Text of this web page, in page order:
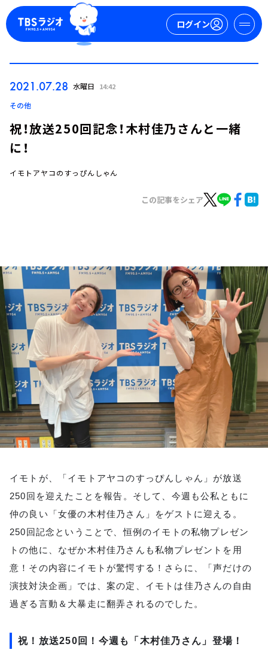
ログイン
お知らせ
イベント・グッズ
YouTube
会社情報
2021.07.28 水曜日 14:42
その他
祝！放送250回記念！木村佳乃さんと一緒
に！
イモトアヤコのすっぴんしゃん
この記事をシェア
イモトが、「イモトアヤコのすっぴんしゃん」が放送
250回を迎えたことを報告。そして、今週も公私ともに
仲の良い「女優の木村佳乃さん」をゲストに迎える。
250回記念ということで、恒例のイモトの私物プレゼン
トの他に、なぜか木村佳乃さんも私物プレゼントを用
意！その内容にイモトが驚愕する！さらに、「声だけの
演技対決企画」では、案の定、イモトは佳乃さんの自由
過ぎる言動＆大暴走に翻弄されるのでした。
祝！放送250回！今週も「木村佳乃さん」登場！